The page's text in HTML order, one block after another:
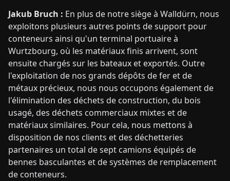
Jakub Bruch : En plus de notre siège à Walldürn, nous
exploitons plusieurs autres points de support pour
conteneurs ainsi qu'un terminal portuaire à
Wurtzbourg, où les matériaux finis arrivent, sont
ensuite chargés sur les bateaux et exportés. Outre
l'exploitation de nos grands dépôts de fer et de
métaux précieux, nous nous occupons également de
l'élimination des déchets de construction, du bois
usagé, des déchets commerciaux mixtes et de
matériaux similaires. Pour cela, nous mettons à
disposition de nos clients et des déchetteries
partenaires un total de sept camions équipés de
bennes basculantes et de systèmes de remplacement
de conteneurs.